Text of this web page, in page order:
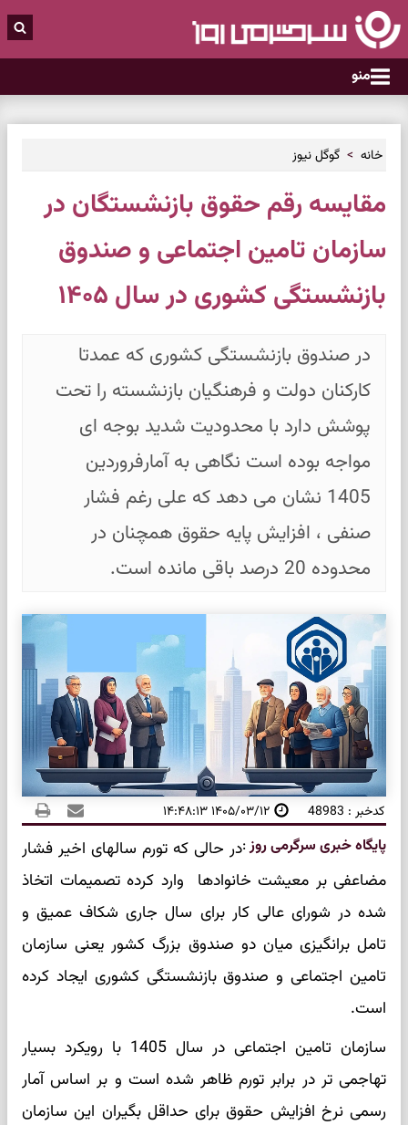
منو
خانه گوگل نیوز
مقایسه رقم حقوق بازنشستگان در
سازمان تامین اجتماعی و صندوق
بازنشستگی کشوری در سال ۱۴۰۵
در صندوق بازنشستگی کشوری که عمدتا
کارکنان دولت و فرهنگیان بازنشسته را تحت
پوشش دارد با محدودیت شدید بوجه ای
مواجه بوده است نگاهی به آمارفروردین
1405 نشان می دهد که علی رغم فشار
صنفی ، افزایش پایه حقوق همچنان در
محدوده 20 درصد باقی مانده است.
کدخبر : 48983 ۱۴۰۵/۰۳/۱۲ ۱۴:۴۸:۱۳
پایگاه خبری سرگرمی روز:در حالی که تورم سالهای اخیر فشار
مضاعفی بر معیشت خانوادها وارد کرده تصمیمات اتخاذ
شده در شورای عالی کار برای سال جاری شکاف عمیق و
تامل برانگیزی میان دو صندوق بزرگ کشور یعنی سازمان
تامین اجتماعی و صندوق بازنشستگی کشوری ایجاد کرده
است.
سازمان تامین اجتماعی در سال 1405 با رویکرد بسیار
تهاجمی تر در برابر تورم ظاهر شده است و بر اساس آمار
رسمی نرخ افزایش حقوق برای حداقل بگیران این سازمان